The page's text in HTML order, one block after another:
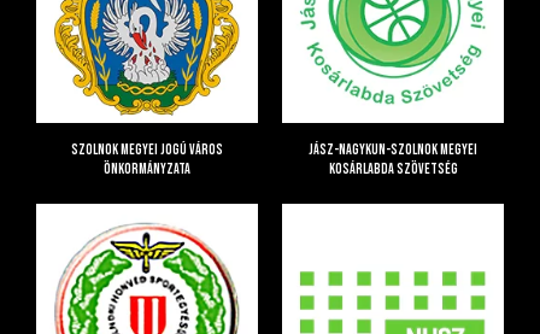
Szolnok Megyei Jogú Város
Önkormányzata
Jász-Nagykun-Szolnok Megyei
Kosárlabda Szövetség